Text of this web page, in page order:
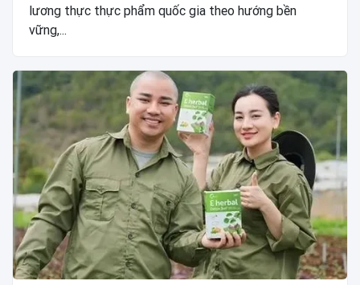
lương thực thực phẩm quốc gia theo hướng bền
vững,...